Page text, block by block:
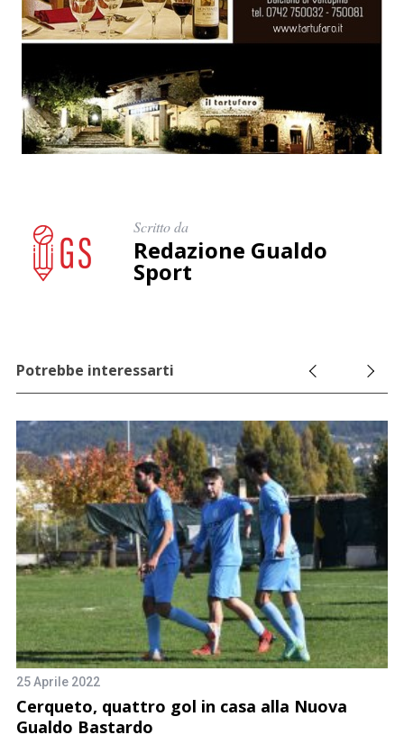
Scritto da
Redazione Gualdo
Sport
Potrebbe interessarti
25 Aprile 2022
Cerqueto, quattro gol in casa alla Nuova
Gualdo Bastardo
e
r
a
p
e
r
: